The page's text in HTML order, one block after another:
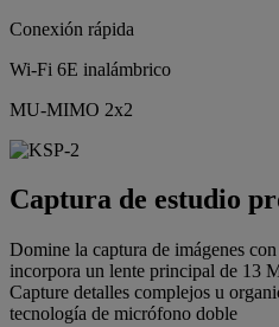
Conexión rápida
Wi-Fi 6E inalámbrico
MU-MIMO 2x2
Captura de estudio
Domine la captura de imágenes
incorpora un lente principal de 13
Capture detalles complejos u
tecnología de micrófono doble